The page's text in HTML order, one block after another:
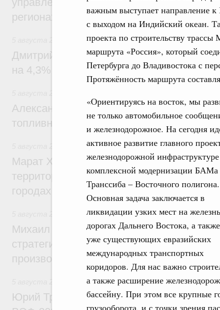
важным выступает направление
с выходом на Индийский океан.
проекта по строительству
маршрута «Россия», который
Петербурга до Владивостока с
Протяжённость маршрута
«Ориентируясь на восток, мы
не только автомобильное
и железнодорожное. На сегодня
активное развитие главного
железнодорожной
комплексной модернизации
Транссиба – Восточного полигона.
Основная задача заключается в
ликвидации узких мест на
дорогах Дальнего Востока, а
уже существующих евразийских
международных транспортных
коридоров. Для нас важно
а также расширение
бассейну. При этом все крупные
грузооборота, и с точки зрения
регионах
Внутренний и въездной туризм
Дмитрий Чернышенко: Внутренний
на 4,3%, въездной – на 20,1%
Александр Новак провёл совещание по
топливном рынке
Жилищная политика, рынок жилья
Марат Хуснуллин: Первые проекты
территорий в Донбассе и Новороссии
городах ДНР
Вопросы производительности труда и
Михаил Мишустин дал поручения по
стратегической сессии, посвящённой
производительности труда
Общие вопросы развития ДФО
Юрий Трутнев: Опубликована